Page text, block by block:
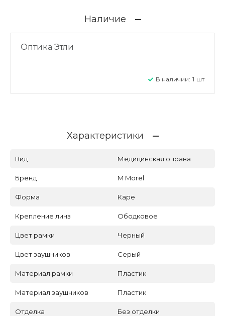
Наличие
Оптика Этли
В наличии: 1 шт
Характеристики
Вид Медицинская оправа
Бренд M Morel
Форма Каре
Крепление линз Ободковое
Цвет рамки Черный
Цвет заушников Серый
Материал рамки Пластик
Материал заушников Пластик
Отделка Без отделки